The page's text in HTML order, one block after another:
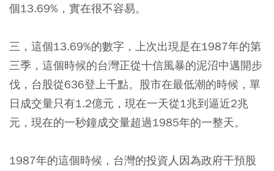
個13.69%，實在很不容易。
三，這個13.69%的數字，上次出現是在1987年的第
三季，這個時候的台灣正從十信風暴的泥沼中邁開步
伐，台股從636登上千點。股市在最低潮的時候，單
日成交量只有1.2億元，現在一天從1兆到逼近2兆
元，現在的一秒鐘成交量超過1985年的一整天。
1987年的這個時候，台灣的投資人因為政府干預股